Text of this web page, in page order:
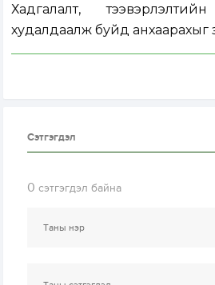
Хадгалалт,
худалдаалж буйд анхаарахыг
Сэтгэгдэл
0 сэтгэгдэл байна